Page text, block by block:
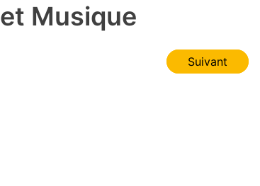
Musique
Suivant